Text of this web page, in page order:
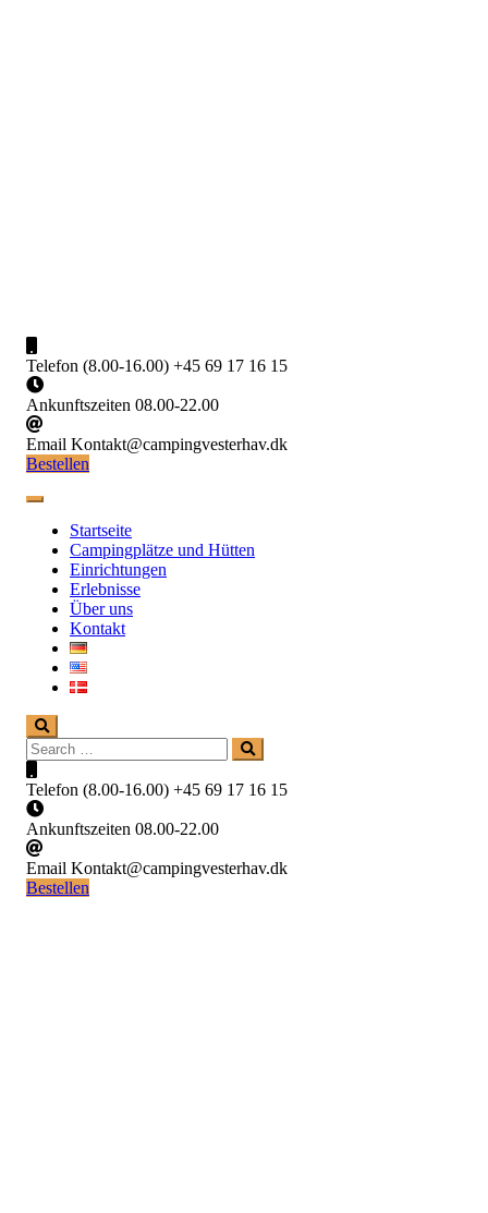
Camping Vesterhav
Ein Campingplatz direkt an der Nordsee
Telefon (8.00-16.00) +45 69 17 16 15
Ankunftszeiten 08.00-22.00
Email Kontakt@campingvesterhav.dk
Bestellen
Startseite
Campingplätze und Hütten
Einrichtungen
Erlebnisse
Über uns
Kontakt
Search
for:
Search
Telefon (8.00-16.00) +45 69 17 16 15
Ankunftszeiten 08.00-22.00
Email Kontakt@campingvesterhav.dk
Bestellen